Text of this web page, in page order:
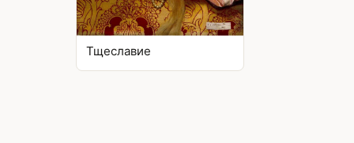
Тщеславие